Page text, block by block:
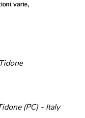
varie,
(PC) - Italy